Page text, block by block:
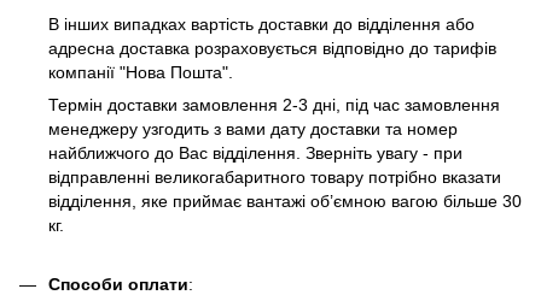
В інших випадках вартість доставки до відділення або
адресна доставка розраховується відповідно до тарифів
компанії "Нова Пошта".
Термін доставки замовлення 2-3 дні, під час замовлення
менеджеру узгодить з вами дату доставки та номер
найближчого до Вас відділення. Зверніть увагу - при
відправленні великогабаритного товару потрібно вказати
відділення, яке приймає вантажі об’ємною вагою більше 30
кг.
Способи оплати: